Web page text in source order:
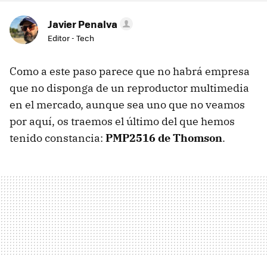
Javier Penalva
Editor - Tech
Como a este paso parece que no habrá empresa
que no disponga de un reproductor multimedia
en el mercado, aunque sea uno que no veamos
por aquí, os traemos el último del que hemos
tenido constancia: PMP2516 de Thomson.